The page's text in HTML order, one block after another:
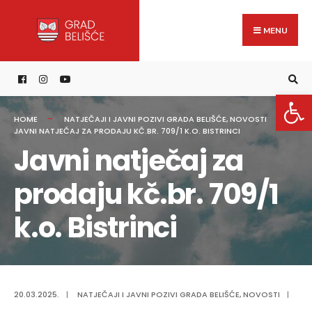
content
MENU
HOME NATJEČAJI I JAVNI POZIVI GRADA BELIŠĆE,NOVOSTI
JAVNI NATJEČAJ ZA PRODAJU KČ.BR. 709/1 K.O. BISTRINCI
Javni natječaj za
prodaju kč.br. 709/1
k.o. Bistrinci
20.03.2025. | NATJEČAJI I JAVNI POZIVI GRADA BELIŠĆE,NOVOSTI |
for: